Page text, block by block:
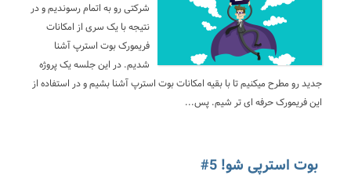
شرکتی رو به اتمام رسوندیم و در
نتیجه با یک سری از امکانات
فریمورک بوت استرپ آشنا
شدیم. در این جلسه یک پروژه
جدید رو مطرح میکنیم تا با بقیه امکانات بوت استرپ آشنا بشیم و در استفاده از
این فریمورک حرفه ای تر شیم. پس...
بوت استرپی شو! 5#